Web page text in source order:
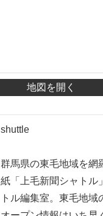
地図を開く
shuttle
群馬県の東毛地域を網
紙「上毛新聞シャトル
トル編集室。東毛地